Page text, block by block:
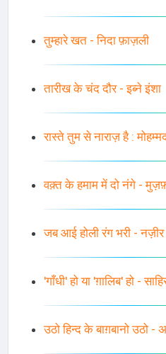
तुम्हारे खत - निदा फ़ाज़ली
तारीख के चंद दौर - इब्ने इंशा
रास्ते तुम से नाराज़ है :
वक़्त के हमाम में दो नंगे -
जब आई होली रंग भरी - नज़ीर
'गाँधी' हो या 'ग़ालिब' हो -
उठो हिन्द के बाग़बानो उठो -